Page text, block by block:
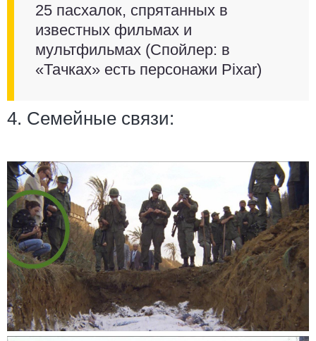
25 пасхалок, спрятанных в
известных фильмах и
мультфильмах (Спойлер: в
«Тачках» есть персонажи Pixar)
4. Семейные связи: